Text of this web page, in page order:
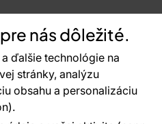
nás dôležité.
ďalšie technológie na
stránky, analýzu
obsahu a personalizáciu